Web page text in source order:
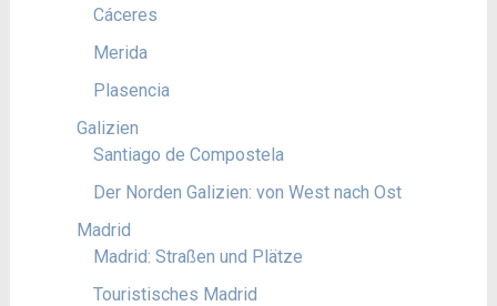
Cáceres
Merida
Plasencia
Galizien
Santiago de Compostela
Der Norden Galizien: von West nach Ost
Madrid
Madrid: Straßen und Plätze
Touristisches Madrid